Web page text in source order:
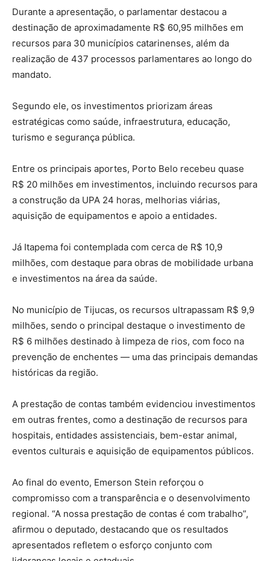
Durante a apresentação, o parlamentar destacou a
destinação de aproximadamente R$ 60,95 milhões em
recursos para 30 municípios catarinenses, além da
realização de 437 processos parlamentares ao longo do
mandato.
Segundo ele, os investimentos priorizam áreas
estratégicas como saúde, infraestrutura, educação,
turismo e segurança pública.
Entre os principais aportes, Porto Belo recebeu quase
R$ 20 milhões em investimentos, incluindo recursos para
a construção da UPA 24 horas, melhorias viárias,
aquisição de equipamentos e apoio a entidades.
Já Itapema foi contemplada com cerca de R$ 10,9
milhões, com destaque para obras de mobilidade urbana
e investimentos na área da saúde.
No município de Tijucas, os recursos ultrapassam R$ 9,9
milhões, sendo o principal destaque o investimento de
R$ 6 milhões destinado à limpeza de rios, com foco na
prevenção de enchentes — uma das principais demandas
históricas da região.
A prestação de contas também evidenciou investimentos
em outras frentes, como a destinação de recursos para
hospitais, entidades assistenciais, bem-estar animal,
eventos culturais e aquisição de equipamentos públicos.
Ao final do evento, Emerson Stein reforçou o
compromisso com a transparência e o desenvolvimento
regional. “A nossa prestação de contas é com trabalho”,
afirmou o deputado, destacando que os resultados
apresentados refletem o esforço conjunto com